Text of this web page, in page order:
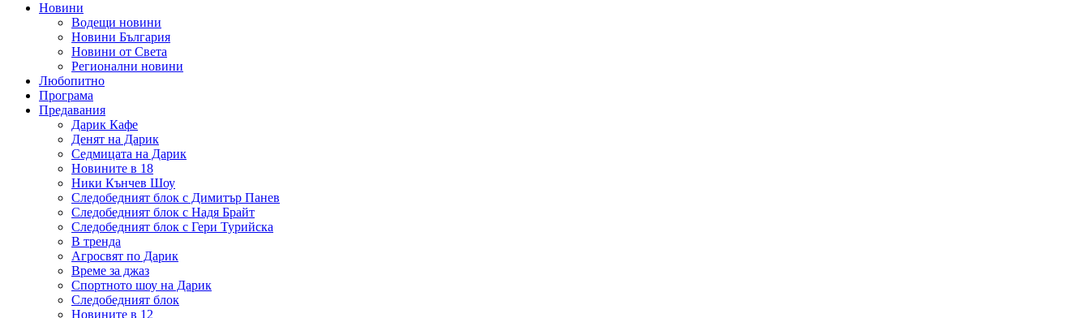
Новини
Водещи новини
Новини България
Новини от Света
Регионални новини
Любопитно
Програма
Предавания
Дарик Кафе
Денят на Дарик
Седмицата на Дарик
Новините в 18
Ники Кънчев Шоу
Следобедният блок с Димитър Панев
Следобедният блок с Надя Брайт
Следобедният блок с Гери Турийска
В тренда
Агросвят по Дарик
Време за джаз
Спортното шоу на Дарик
Следобедният блок
Новините в 12